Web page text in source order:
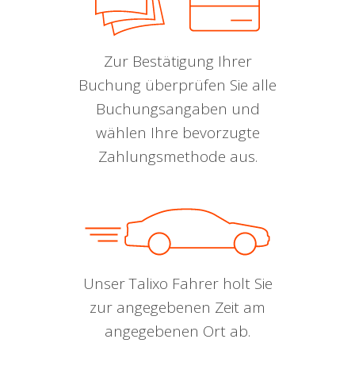
Zur Bestätigung Ihrer
Buchung überprüfen Sie alle
Buchungsangaben und
wählen Ihre bevorzugte
Zahlungsmethode aus.
Unser Talixo Fahrer holt Sie
zur angegebenen Zeit am
angegebenen Ort ab.